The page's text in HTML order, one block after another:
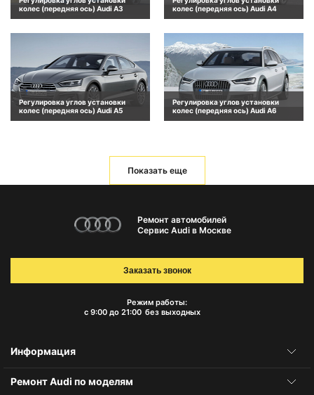
колес (передняя ось) Audi A3
колес (передняя ось) Audi A4
Регулировка углов установки
колес (передняя ось) Audi A5
Регулировка углов установки
колес (передняя ось) Audi A6
Показать еще
Ремонт автомобилей
Сервис Audi в Москве
Режим работы:
с 9:00 до 21:00 без выходных
Заказать звонок
Информация
Ремонт Audi по моделям